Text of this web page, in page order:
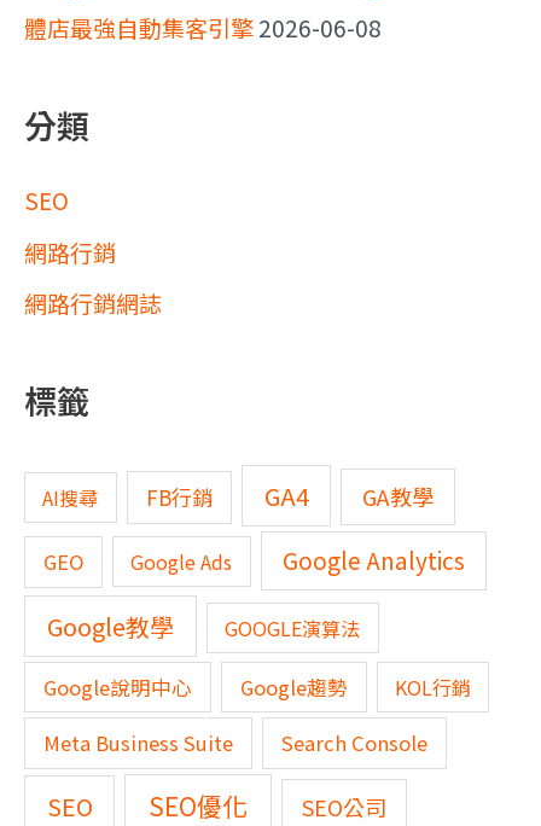
體店最強自動集客引擎2026-06-08
分類
SEO
網路行銷
網路行銷網誌
標籤
AI搜尋 FB行銷 GA4 GA教學
GEO Google Ads Google Analytics
Google教學 GOOGLE演算法
Google說明中心 Google趨勢
KOL行銷
Meta Business Suite
Search Console
SEO SEO優化 SEO公司